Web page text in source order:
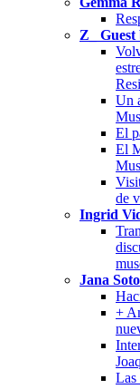
Z_ Guest
Un
El
El
de
Ingrid
Jana Soto
+
Las